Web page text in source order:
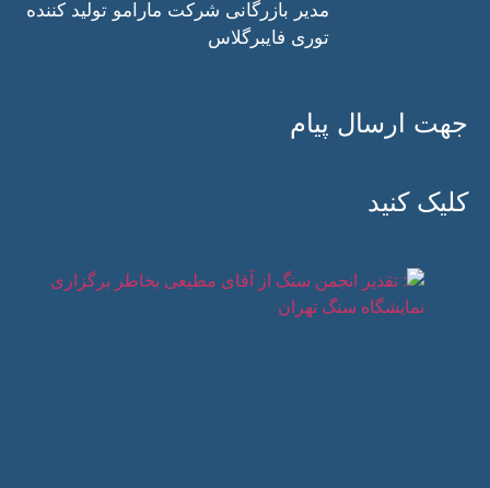
مدیر بازرگانی شرکت مارامو تولید کننده
توری فایبرگلاس
جهت ارسال پیام
کلیک کنید